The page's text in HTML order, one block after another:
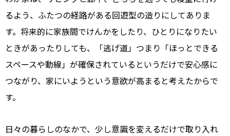
るよう、ふたつの経路がある回遊型の造りにしてありま
す。将来的に家族間でけんかをしたり、ひとりになりたい
ときがあったりしても、「逃げ道」つまり「ほっとできる
スペースや動線」が確保されているというだけで安心感に
つながり、家にいようという意欲が高まると考えたからで
す。
日々の暮らしのなかで、少し意識を変えるだけで取り入れ